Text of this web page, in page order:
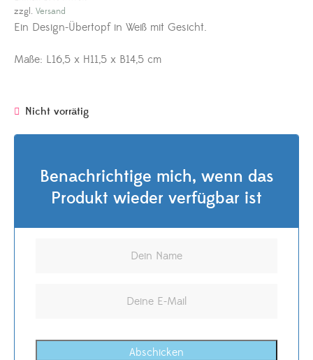
zzgl. Versand
Ein Design-Übertopf in Weiß mit Gesicht.
Maße: L16,5 x H11,5 x B14,5 cm
Nicht vorrätig
Benachrichtige mich, wenn das
Produkt wieder verfügbar ist
Abschicken